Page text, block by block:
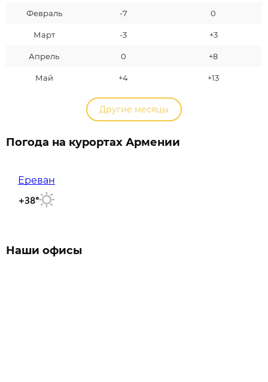
Февраль -7 0
Март -3 +3
Апрель 0 +8
Май +4 +13
Другие месяцы
Погода на курортах Армении
Ереван
+38°
Наши офисы